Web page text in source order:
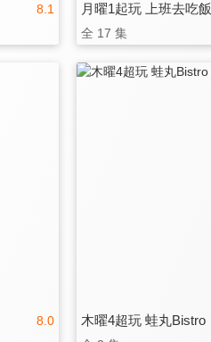
8.1 月曜1起玩 上班去吃飯
全 17 集
8.0 木曜4超玩 蛙丸Bistro